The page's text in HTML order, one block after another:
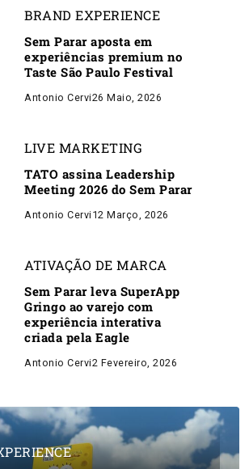
BRAND EXPERIENCE
Sem Parar aposta em
experiências premium no
Taste São Paulo Festival
Antonio Cervi26 Maio, 2026
LIVE MARKETING
TATO assina Leadership
Meeting 2026 do Sem Parar
Antonio Cervi 12 Março, 2026
ATIVAÇÃO DE MARCA
Sem Parar leva SuperApp
Gringo ao varejo com
experiência interativa
criada pela Eagle
Antonio Cervi2 Fevereiro, 2026